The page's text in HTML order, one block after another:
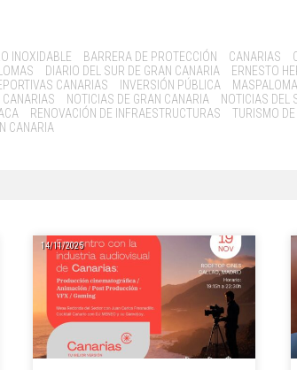
INOXIDABLE BARRERA DE PROTECCIÓN CANARIAS
DIARIO DEL SUR DE GRAN CANARIA ERNESTO
CANARIAS INVERSIÓN PÚBLICA
CANARIAS NOTICIAS DE GRAN CANARIA NOTICIAS DEL
RENOVACIÓN DE INFRAESTRUCTURAS TURISMO
CANARIA
14/11/2025